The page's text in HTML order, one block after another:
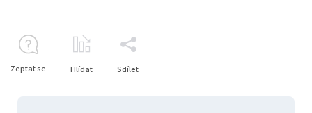
Zeptat se Hlídat Sdílet